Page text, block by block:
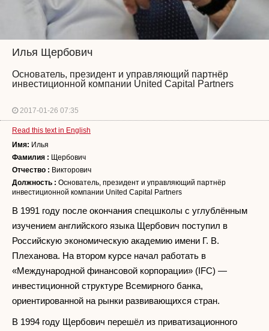
Илья Щербович
Основатель, президент и управляющий партнёр
инвестиционной компании United Capital Partners
2017-01-26 07:35
Read this text in English
Имя: Илья
Фамилия : Щербович
Отчество : Викторович
Должность : Основатель, президент и управляющий партнёр
инвестиционной компании United Capital Partners
В 1991 году после окончания спецшколы с углублённым
изучением английского языка Щербович поступил в
Российскую экономическую академию имени Г. В.
Плеханова. На втором курсе начал работать в
«Международной финансовой корпорации» (IFC) —
инвестиционной структуре Всемирного банка,
ориентированной на рынки развивающихся стран.
В 1994 году Щербович перешёл из приватизационного